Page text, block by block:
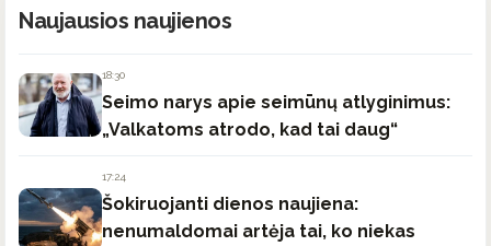
Naujausios naujienos
18:30
Seimo narys apie seimūnų atlyginimus:
„Valkatoms atrodo, kad tai daug“
17:24
Šokiruojanti dienos naujiena:
nenumaldomai artėja tai, ko niekas